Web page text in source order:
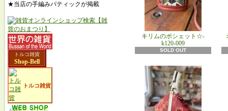
★当店の手編みパティックが掲載
トルコ雑貨
Shop-Bell
トルコ雑貨
キリムのポシェット☆-
k120-009
SOLD OUT